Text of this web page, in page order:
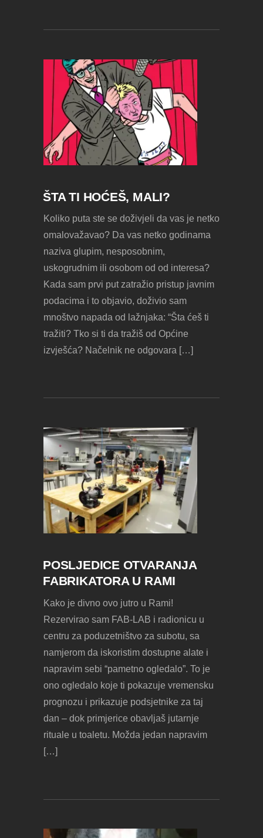
ŠTA TI HOĆEŠ, MALI?
Koliko puta ste se doživjeli da vas je netko
omalovažavao? Da vas netko godinama
naziva glupim, nesposobnim,
uskogrudnim ili osobom od od interesa?
Kada sam prvi put zatražio pristup javnim
podacima i to objavio, doživio sam
mnoštvo napada od lažnjaka: “Šta ćeš ti
tražiti? Tko si ti da tražiš od Općine
izvješća? Načelnik ne odgovara […]
POSLJEDICE OTVARANJA
FABRIKATORA U RAMI
Kako je divno ovo jutro u Rami!
Rezervirao sam FAB-LAB i radionicu u
centru za poduzetništvo za subotu, sa
namjerom da iskoristim dostupne alate i
napravim sebi “pametno ogledalo”. To je
ono ogledalo koje ti pokazuje vremensku
prognozu i prikazuje podsjetnike za taj
dan – dok primjerice obavljaš jutarnje
rituale u toaletu. Možda jedan napravim
[…]